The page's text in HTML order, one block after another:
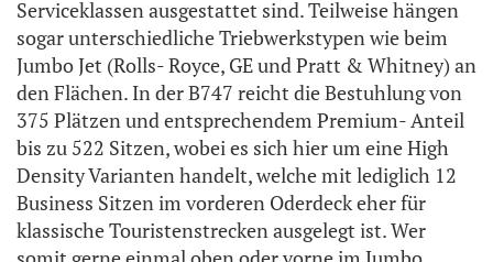
Serviceklassen ausgestattet sind. Teilweise hängen
sogar unterschiedliche Triebwerkstypen wie beim
Jumbo Jet (Rolls- Royce, GE und Pratt & Whitney) an
den Flächen. In der B747 reicht die Bestuhlung von
375 Plätzen und entsprechendem Premium- Anteil
bis zu 522 Sitzen, wobei es sich hier um eine High
Density Varianten handelt, welche mit lediglich 12
Business Sitzen im vorderen Oderdeck eher für
klassische Touristenstrecken ausgelegt ist. Wer